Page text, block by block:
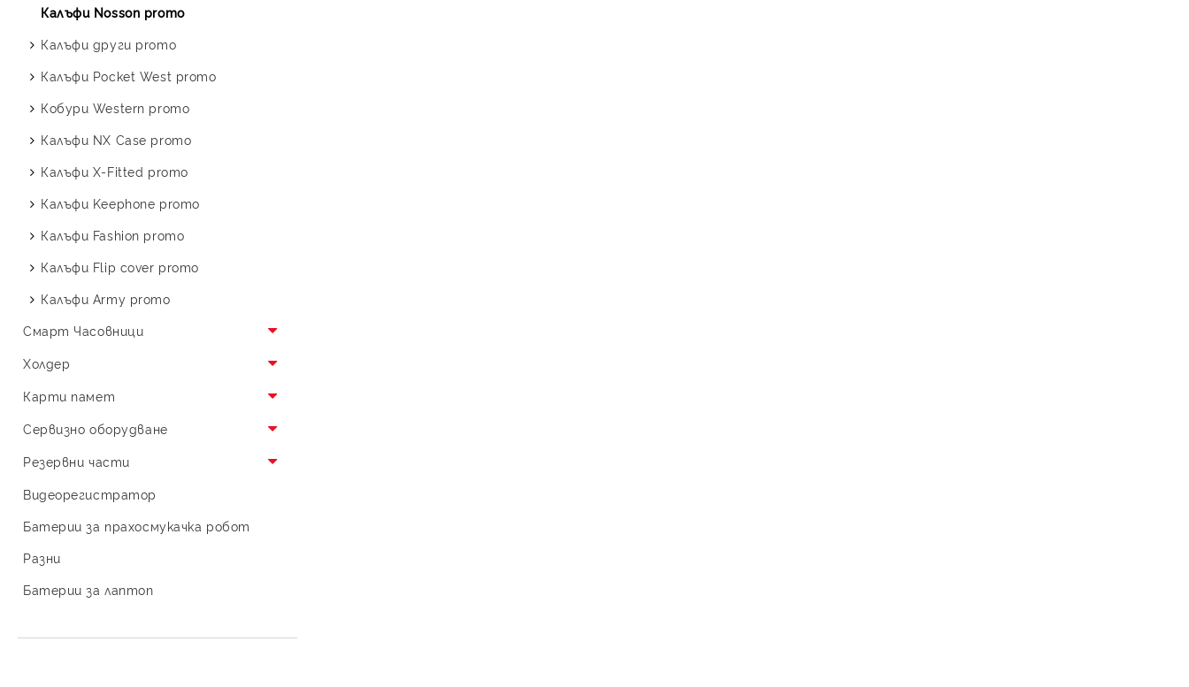
Subway
Калъфи KingKod
Калъфи Leather case
Калъфи силикон
Калъфи Kingxbar
Калъфи PiBlue
Калъфи Nillkin
Калъфи Flip cover
Калъфи KST Design
Калъфи Spigen
Калъфи Funshare
Калъфи Tech
Калъфи XO case
Калъфи Ou case
Калъфи X level
Калъфи The North Face
Калъфи MMkio
Калъфи за AirPod
Калъфи UAG
Калъфи Blueo
Калъфи Nosson promo
Калъфи други promo
Калъфи Pocket West promo
Кобури Western promo
Калъфи NX Case promo
Калъфи X-Fitted promo
Калъфи Keephone promo
Калъфи Fashion promo
Калъфи Flip cover promo
Калъфи Army promo
Смарт Часовници
Смарт часовник Phone Planet
Смарт часовник XO
Холдер
Холдер Phone Planet
Холдер Fmax
Холдер XO
Холдер ROCK
Холдер Pitaka
Карти памет
Флаш памет XO
Сервизно оборудване
Лепило
Машини
Ножчета
Пинсети
Резервни части
Букса за зарядно
Букса зарядно за Iphone
Букса зарядно за Samsung
Букса зарядно за Xiaomi
Лентов кабел
Видеорегистратор
Батерии за прахосмукачка робот
Разни
Батерии за лаптоп